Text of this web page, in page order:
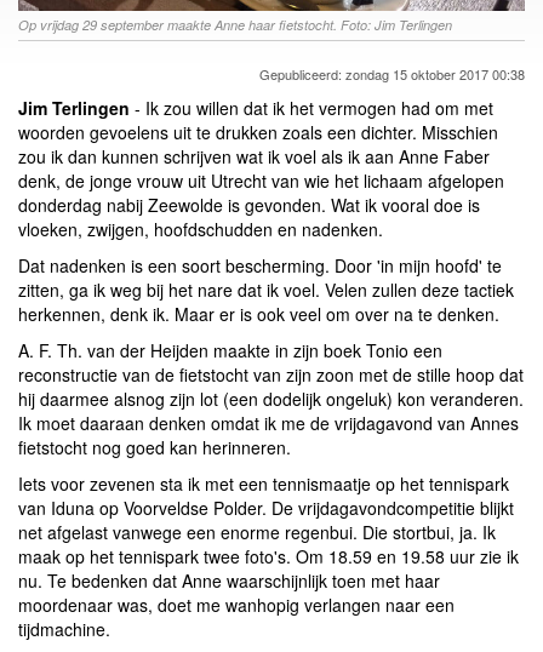
Op vrijdag 29 september maakte Anne haar fietstocht. Foto: Jim Terlingen
Gepubliceerd: zondag 15 oktober 2017 00:38
Jim Terlingen - Ik zou willen dat ik het vermogen had om met
woorden gevoelens uit te drukken zoals een dichter. Misschien
zou ik dan kunnen schrijven wat ik voel als ik aan Anne Faber
denk, de jonge vrouw uit Utrecht van wie het lichaam afgelopen
donderdag nabij Zeewolde is gevonden. Wat ik vooral doe is
vloeken, zwijgen, hoofdschudden en nadenken.
Dat nadenken is een soort bescherming. Door 'in mijn hoofd' te
zitten, ga ik weg bij het nare dat ik voel. Velen zullen deze tactiek
herkennen, denk ik. Maar er is ook veel om over na te denken.
A. F. Th. van der Heijden maakte in zijn boek Tonio een
reconstructie van de fietstocht van zijn zoon met de stille hoop dat
hij daarmee alsnog zijn lot (een dodelijk ongeluk) kon veranderen.
Ik moet daaraan denken omdat ik me de vrijdagavond van Annes
fietstocht nog goed kan herinneren.
Iets voor zevenen sta ik met een tennismaatje op het tennispark
van Iduna op Voorveldse Polder. De vrijdagavondcompetitie blijkt
net afgelast vanwege een enorme regenbui. Die stortbui, ja. Ik
maak op het tennispark twee foto's. Om 18.59 en 19.58 uur zie ik
nu. Te bedenken dat Anne waarschijnlijk toen met haar
moordenaar was, doet me wanhopig verlangen naar een
tijdmachine.